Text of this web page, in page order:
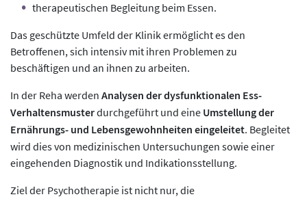
therapeutischen Begleitung beim Essen.
Das geschützte Umfeld der Klinik ermöglicht es den
Betroffenen, sich intensiv mit ihren Problemen zu
beschäftigen und an ihnen zu arbeiten.
In der Reha werden Analysen der dysfunktionalen Ess-
Verhaltensmusterdurchgeführt und eine Umstellung der
Ernährungs- und Lebensgewohnheiten eingeleitet. Begleitet
wird dies von medizinischen Untersuchungen sowie einer
eingehenden Diagnostik und Indikationsstellung.
Ziel der Psychotherapie ist nicht nur, die